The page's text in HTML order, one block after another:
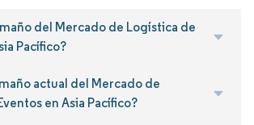
del Mercado de Logística de
Pacífico?
actual del Mercado de
en Asia Pacífico?